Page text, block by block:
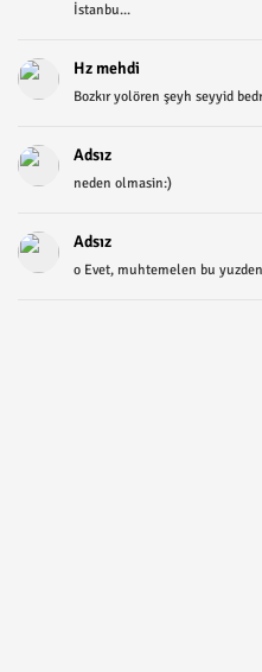
İstanbu...
Hz mehdi
Bozkır yolören şeyh seyyid
Adsız
neden olmasin:)
Adsız
o Evet, muhtemelen bu yuzden